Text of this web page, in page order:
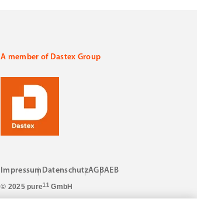
A member of Dastex Group
Impressum DatenschutzAGBAEB
© 2025 pure11 GmbH